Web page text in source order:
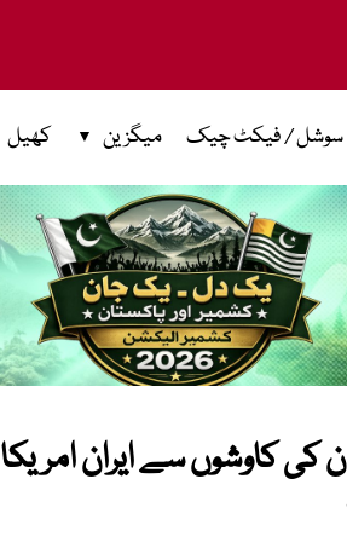
سوشل / فیکٹ چیک میگزین کھیل
کی کاوشوں سے ایران امریکا